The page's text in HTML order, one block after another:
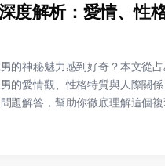
度解析：愛情、性
的神秘魅力感到好奇？本文從
的愛情觀、性格特質與人際關
題解答，幫助你徹底理解這個複